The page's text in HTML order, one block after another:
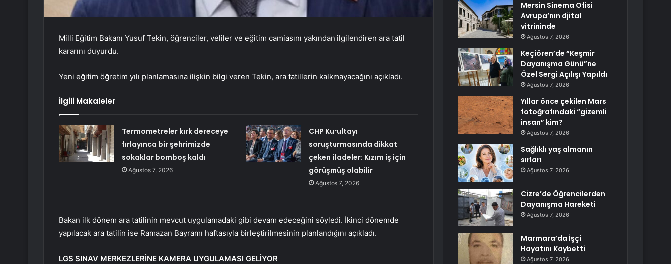
Milli Eğitim Bakanı Yusuf Tekin, öğrenciler, veliler ve eğitim camiasını yakından ilgilendiren ara tatil
kararını duyurdu.
Yeni eğitim öğretim yılı planlamasına ilişkin bilgi veren Tekin, ara tatillerin kalkmayacağını açıkladı.
İlgili Makaleler
Termometreler kırk dereceye
fırlayınca bir şehrimizde
sokaklar bomboş kaldı
Ağustos 7, 2026
CHP Kurultayı
soruşturmasında dikkat
çeken ifadeler: Kızım iş için
görüşmüş olabilir
Ağustos 7, 2026
Bakan ilk dönem ara tatilinin mevcut uygulamadaki gibi devam edeceğini söyledi. İkinci dönemde
yapılacak ara tatilin ise Ramazan Bayramı haftasıyla birleştirilmesinin planlandığını açıkladı.
LGS SINAV MERKEZLERİNE KAMERA UYGULAMASI GELİYOR
Mersin Sinema Ofisi
Avrupa’nın djital
vitrininde
Ağustos 7, 2026
Keçiören’de “Keşmir
Dayanışma Günü”ne
Özel Sergi Açılışı Yapıldı
Ağustos 7, 2026
Yıllar önce çekilen Mars
fotoğrafındaki “gizemli
insan” kim?
Ağustos 7, 2026
Sağlıklı yaş almanın
sırları
Ağustos 7, 2026
Cizre’de Öğrencilerden
Dayanışma Hareketi
Ağustos 7, 2026
Marmara’da İşçi
Hayatını Kaybetti
Ağustos 7, 2026